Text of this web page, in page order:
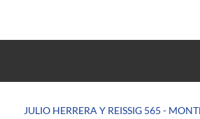
JULIO HERRERA Y REISSIG 565 -